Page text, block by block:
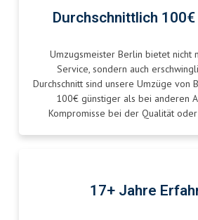
Durchschnittlich
Umzugsmeister Berlin bietet nicht
Service, sondern auch
Durchschnitt sind unsere Umzüge von
100€ günstiger als bei anderen
Kompromisse bei der Qualität
17+ Jahre